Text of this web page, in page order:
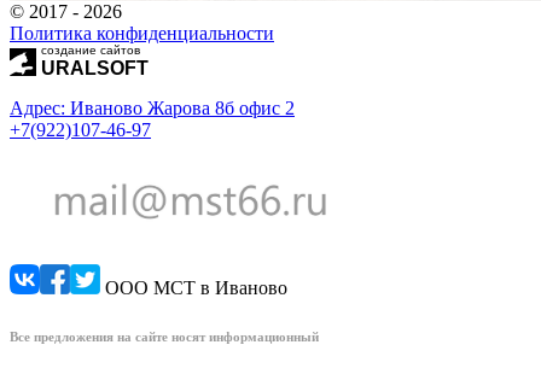
© 2017 - 2026
Политика конфиденциальности
создание сайтов
URALSOFT
Адрес: Иваново Жарова 8б офис 2
+7(922)107-46-97
ООО МСТ в Иваново
Все предложения на сайте носят информационный